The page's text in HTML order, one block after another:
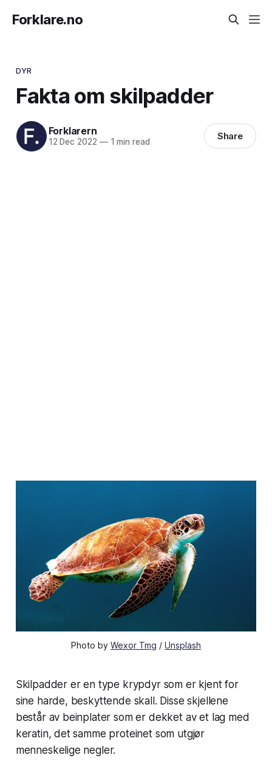
Forklare.no
DYR
Fakta om skilpadder
Forklarern
12 Dec 2022 —1 min read Share
Photo by Wexor Tmg / Unsplash
Skilpadder er en type krypdyr som er kjent for
sine harde, beskyttende skall. Disse skjellene
består av beinplater som er dekket av et lag med
keratin, det samme proteinet som utgjør
menneskelige negler.